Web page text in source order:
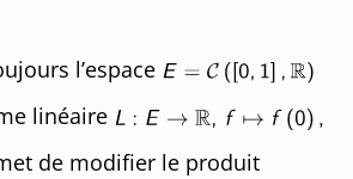
l’espace
linéaire
de modifier le produit